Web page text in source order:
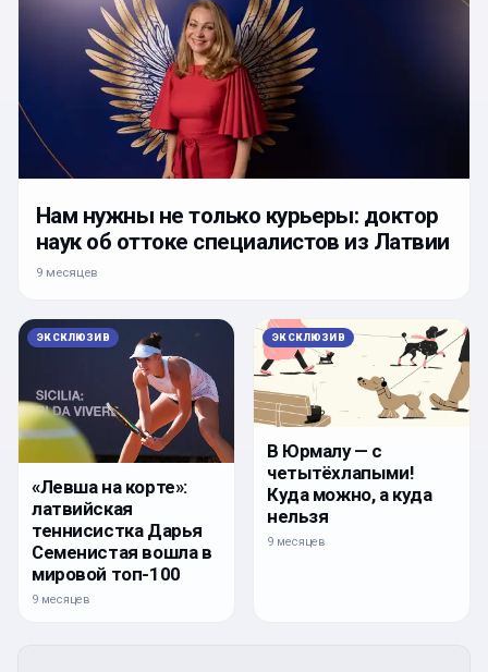
Нам нужны не только курьеры: доктор
наук об оттоке специалистов из Латвии
9 месяцев
ЭКСКЛЮЗИВ
«Левша на корте»:
латвийская
теннисистка Дарья
Семенистая вошла в
мировой топ-100
9 месяцев
ЭКСКЛЮЗИВ
В Юрмалу — с
четытёхлапыми!
Куда можно, а куда
нельзя
9 месяцев